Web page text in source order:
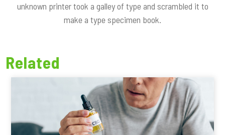
unknown printer took a galley of type and scrambled it to
make a type specimen book.
Related